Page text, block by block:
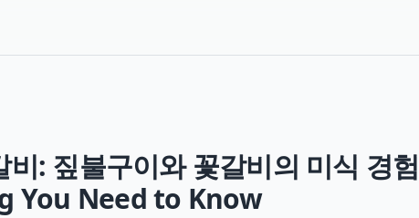
비: 짚불구이와 꽃갈비의 미식 경
You Need to Know